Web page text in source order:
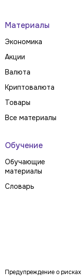
Материалы
Экономика
Акции
Валюта
Криптовалюта
Товары
Все материалы
Обучение
Обучающие
материалы
Словарь
Предупреждение о рисках